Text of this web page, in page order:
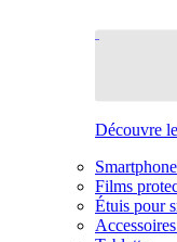
Découvre
Films
Étuis pour